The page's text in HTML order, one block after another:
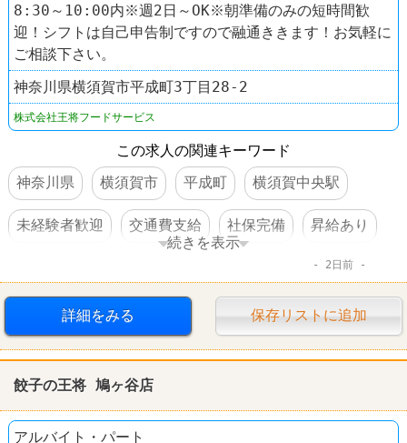
8:30～10:00内※週2日～OK※朝準備のみの短時間歓
迎！シフトは自己申告制ですので融通ききます！お気軽に
ご相談下さい。
神奈川県横須賀市平成町3丁目28-2
株式会社王将フードサービス
この求人の関連キーワード
神奈川県
横須賀市 平成町 横須賀中央駅
未経験者歓迎 交通費支給 社保完備 昇給あり
餃子の王将
続きを表示
2日前
詳細をみる 保存リストに追加
餃子の王将 鳩ヶ谷店
アルバイト・パート